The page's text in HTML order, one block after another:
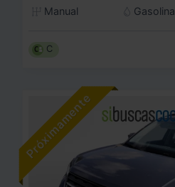
Manual
Gasolina
C